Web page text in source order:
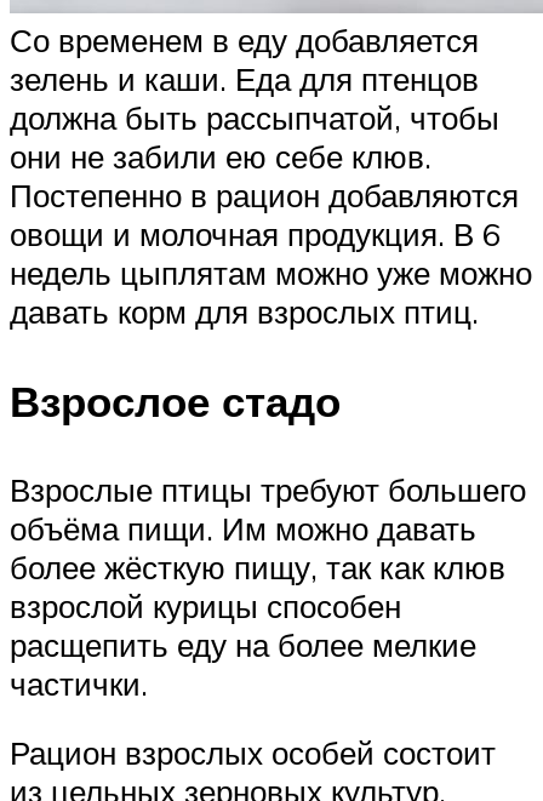
Со временем в еду добавляется
зелень и каши. Еда для птенцов
должна быть рассыпчатой, чтобы
они не забили ею себе клюв.
Постепенно в рацион добавляются
овощи и молочная продукция. В 6
недель цыплятам можно уже можно
давать корм для взрослых птиц.
Взрослое стадо
Взрослые птицы требуют большего
объёма пищи. Им можно давать
более жёсткую пищу, так как клюв
взрослой курицы способен
расщепить еду на более мелкие
частички.
Рацион взрослых особей состоит
из цельных зерновых культур,